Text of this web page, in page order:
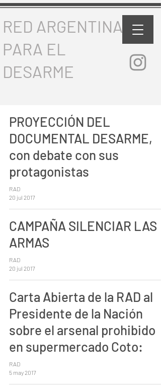
RED ARGENTINA
PARA EL
DESARME
PROYECCIÓN DEL
DOCUMENTAL DESARME,
con debate con sus
protagonistas
RAD
20 jul 2017
CAMPAÑA SILENCIAR LAS
ARMAS
RAD
20 jul 2017
Carta Abierta de la RAD al
Presidente de la Nación
sobre el arsenal prohibido
en supermercado Coto:
RAD
5 may 2017